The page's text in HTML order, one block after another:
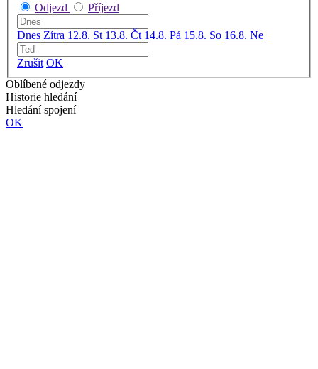
Odjezd
Příjezd
Dnes Zítra 12.8. St 13.8. Čt 14.8. Pá 15.8. So 16.8. Ne
Zrušit OK
Oblíbené odjezdy
Historie hledání
Hledání spojení
OK